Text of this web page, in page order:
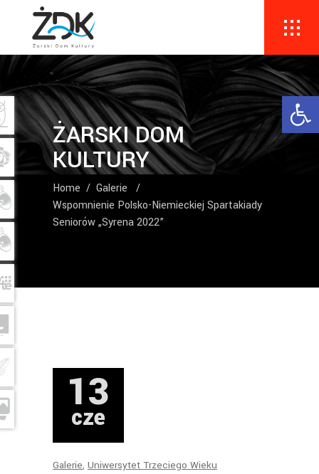
ŻARSKI DOM
KULTURY
Home / Galerie
/
Wspomnienie Polsko-Niemieckiej Spartakiady
Seniorów „Syrena 2022”
13
cze
Galerie, Uniwersytet Trzeciego Wieku